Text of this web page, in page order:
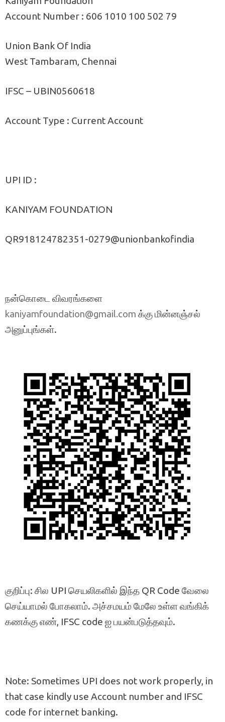
Account Number : 606 1010 100 502 79
Union Bank Of India
West Tambaram, Chennai
IFSC – UBIN0560618
Account Type : Current Account
UPI ID :
KANIYAM FOUNDATION
QR918124782351-0279@unionbankofindia
நன்கொடை விவரங்களை
kaniyamfoundation@gmail.com க்கு மின்னஞ்சல்
அனுப்புங்கள்.
குறிப்பு: சில UPI செயலிகளில் இந்த QR Code வேலை
செய்யாமல் போகலாம். அச்சமயம் மேலே உள்ள வங்கிக்
கணக்கு எண், IFSC code ஐ பயன்படுத்தவும்.
Note: Sometimes UPI does not work properly, in
that case kindly use Account number and IFSC
code for internet banking.